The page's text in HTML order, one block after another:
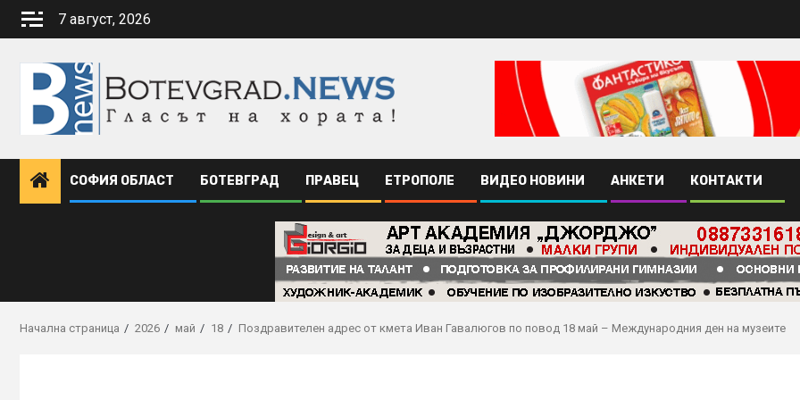
Skip
7 август, 2026
СОФИЯ ОБЛАСТ БОТЕВГРАД ПРАВЕЦ ЕТРОПОЛЕ ВИДЕО НОВИНИ АНКЕТИ КОНТАКТИ
Начална страница 2026 май 18 Поздравителен адрес от кмета Иван Гавалюгов по повод 18 май – Международния ден на музеите